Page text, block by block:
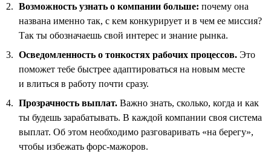
Возможность узнать о компании больше: почему она
названа именно так, с кем конкурирует и в чем ее миссия?
Так ты обозначаешь свой интерес и знание рынка.
Осведомленность о тонкостях рабочих процессов. Это
поможет тебе быстрее адаптироваться на новым месте
и влиться в работу почти сразу.
Прозрачность выплат. Важно знать, сколько, когда и как
ты будешь зарабатывать. В каждой компании своя система
выплат. Об этом необходимо разговаривать «на берегу»,
чтобы избежать форс-мажоров.